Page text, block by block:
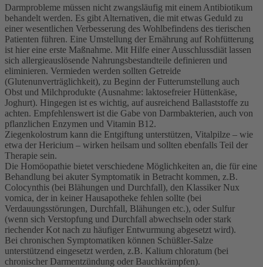
Darmprobleme müssen nicht zwangsläufig mit einem Antibiotikum
behandelt werden. Es gibt Alternativen, die mit etwas Geduld zu
einer wesentlichen Verbesserung des Wohlbefindens des tierischen
Patienten führen. Eine Umstellung der Ernährung auf Rohfütterung
ist hier eine erste Maßnahme. Mit Hilfe einer Ausschlussdiät lassen
sich allergieauslösende Nahrungsbestandteile definieren und
eliminieren. Vermieden werden sollten Getreide
(Glutenunverträglichkeit), zu Beginn der Futterumstellung auch
Obst und Milchprodukte (Ausnahme: laktosefreier Hüttenkäse,
Joghurt). Hingegen ist es wichtig, auf ausreichend Ballaststoffe zu
achten. Empfehlenswert ist die Gabe von Darmbakterien, auch von
pflanzlichen Enzymen und Vitamin B12.
Ziegenkolostrum kann die Entgiftung unterstützen, Vitalpilze – wie
etwa der Hericium – wirken heilsam und sollten ebenfalls Teil der
Therapie sein.
Die Homöopathie bietet verschiedene Möglichkeiten an, die für eine
Behandlung bei akuter Symptomatik in Betracht kommen, z.B.
Colocynthis (bei Blähungen und Durchfall), den Klassiker Nux
vomica, der in keiner Hausapotheke fehlen sollte (bei
Verdauungsstörungen, Durchfall, Blähungen etc.), oder Sulfur
(wenn sich Verstopfung und Durchfall abwechseln oder stark
riechender Kot nach zu häufiger Entwurmung abgesetzt wird).
Bei chronischen Symptomatiken können Schüßler-Salze
unterstützend eingesetzt werden, z.B. Kalium chloratum (bei
chronischer Darmentzündung oder Bauchkrämpfen).